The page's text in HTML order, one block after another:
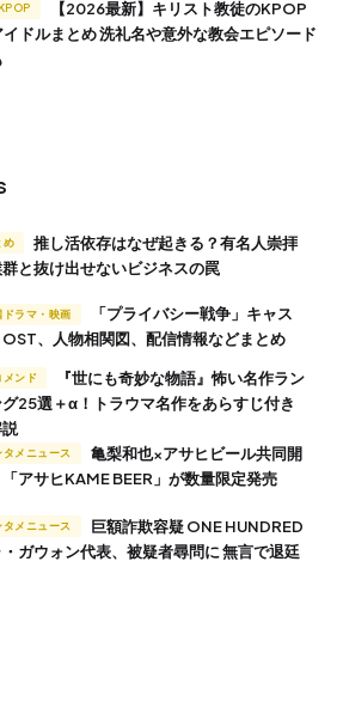
KPOP
イドルまとめ 洗礼名や意外な教会エピソード
め
推し活依存はなぜ起きる？有名人崇拝
と抜け出せないビジネスの罠
ドラマ・映画
OST、人物相関図、配信情報などまとめ
メンド
グ25選＋α！トラウマ名作をあらすじ付き
タメニュース
アサヒKAME BEER」が数量限定発売
タメニュース
ガウォン代表、被疑者尋問に 無言で退廷